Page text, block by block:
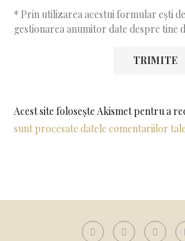
* Prin utilizarea acestui formular ești
gestionarea anumitor date despre tine
Acest site folosește Akismet pentru a
sunt procesate datele comentariilor tale